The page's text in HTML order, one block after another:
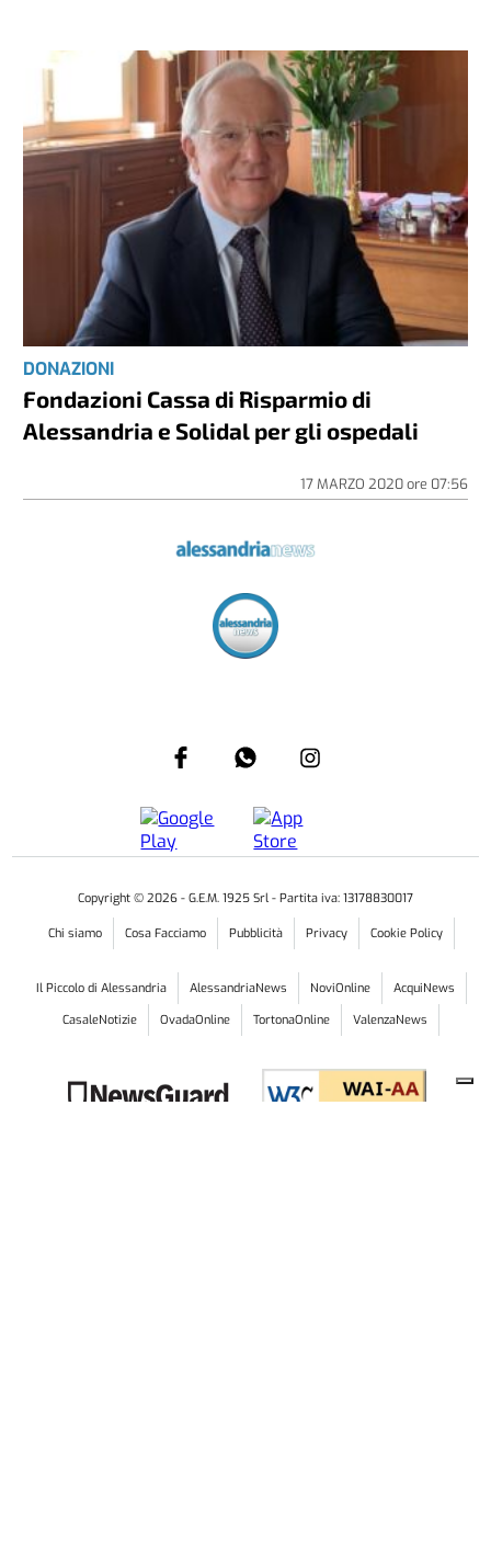
DONAZIONI
Fondazioni Cassa di Risparmio di
Alessandria e Solidal per gli ospedali
17 MARZO 2020ore 07:56
Copyright © 2026 - G.E.M. 1925 Srl - Partita iva: 13178830017
Chi siamo Cosa Facciamo Pubblicità Privacy Cookie Policy
Il Piccolo di Alessandria AlessandriaNews NoviOnline
AcquiNews
CasaleNotizie
OvadaOnline TortonaOnline ValenzaNews